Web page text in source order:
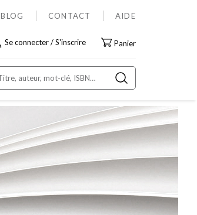
BLOG CONTACT AIDE
Allez
contenu
Se connecter S'inscrire Panier